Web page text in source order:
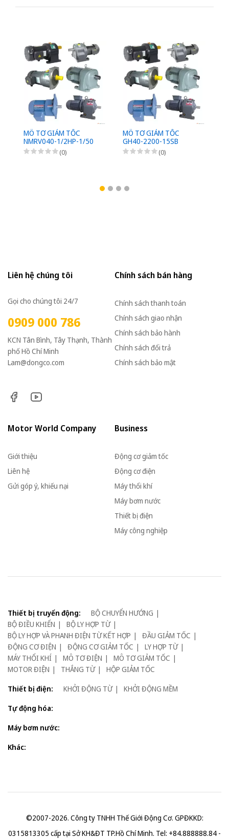
MÔ TƠ GIẢM TỐC
NMRV040-1/2HP-1/50
(0)
MÔ TƠ GIẢM TỐC
GH40-2200-15SB
(0)
Liên hệ chúng tôi
Gọi cho chúng tôi 24/7
0909 000 786
KCN Tân Bình, Tây Thạnh, Thành
phố Hồ Chí Minh
Lam@dongco.com
Chính sách bán hàng
Chính sách thanh toán
Chính sách giao nhận
Chính sách bảo hành
Chính sách đổi trả
Chính sách bảo mật
Motor World Company
Giới thiệu
Liên hệ
Gửi góp ý, khiếu nại
Business
Động cơ giảm tốc
Động cơ điện
Máy thổi khí
Máy bơm nước
Thiết bị điện
Máy công nghiệp
Thiết bị truyển động:
BỘ CHUYỂN HƯỚNG
BỘ ĐIỀU KHIỂN
BỘ LY HỢP TỪ
BỘ LY HỢP VÀ PHANH ĐIỆN TỪ KẾT HỢP
ĐẦU GIẢM TỐC
ĐỘNG CƠ ĐIỆN
ĐỘNG CƠ GIẢM TỐC
LY HỢP TỪ
MÁY THỔI KHÍ
MÔ TƠ ĐIỆN
MÔ TƠ GIẢM TỐC
MOTOR ĐIỆN
THẮNG TỪ
HỘP GIẢM TỐC
Thiết bị điện:
KHỞI ĐỘNG TỪ
KHỞI ĐỘNG MỀM
Tự động hóa:
Máy bơm nước:
Khác:
©2007-2026. Công ty TNHH Thế Giới Động Cơ. GPĐKKD:
0315813305 cấp tại Sở KH&ĐT TP.Hồ Chí Minh. Tel: +84.888888.84 -